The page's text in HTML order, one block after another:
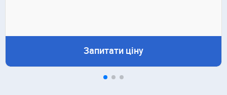
Запитати ціну